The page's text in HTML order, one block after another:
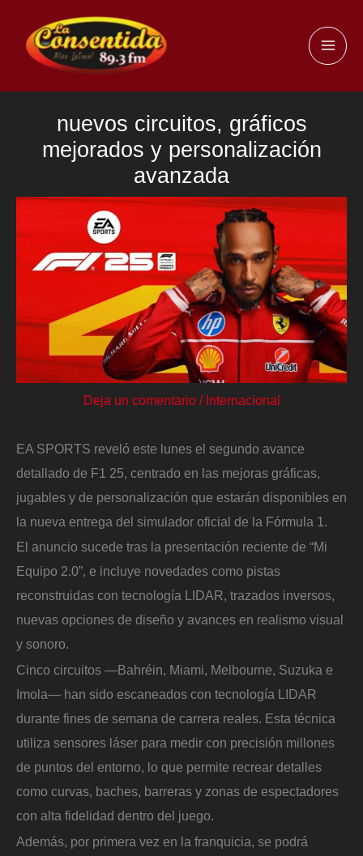
contenido
nuevos circuitos, gráficos
mejorados y personalización
avanzada
Deja un comentario / Internacional
EA SPORTS reveló este lunes el segundo avance
detallado de F1 25, centrado en las mejoras gráficas,
jugables y de personalización que estarán disponibles en
la nueva entrega del simulador oficial de la Fórmula 1.
El anuncio sucede tras la presentación reciente de “Mi
Equipo 2.0”, e incluye novedades como pistas
reconstruidas con tecnología LIDAR, trazados inversos,
nuevas opciones de diseño y avances en realismo visual
y sonoro.
Cinco circuitos —Bahréin, Miami, Melbourne, Suzuka e
Imola— han sido escaneados con tecnología LIDAR
durante fines de semana de carrera reales. Esta técnica
utiliza sensores láser para medir con precisión millones
de puntos del entorno, lo que permite recrear detalles
como curvas, baches, barreras y zonas de espectadores
con alta fidelidad dentro del juego.
Además, por primera vez en la franquicia, se podrá